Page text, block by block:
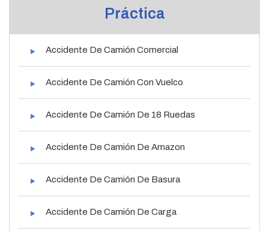
Práctica
Accidente De Camión Comercial
Accidente De Camión Con Vuelco
Accidente De Camión De 18 Ruedas
Accidente De Camión De Amazon
Accidente De Camión De Basura
Accidente De Camión De Carga